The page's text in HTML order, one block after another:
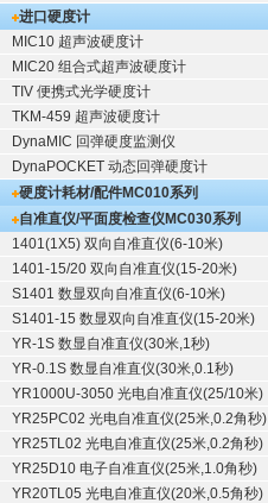
进口硬度计
MIC10 超声波硬度计
MIC20 组合式超声波硬度计
TIV 便携式光学硬度计
TKM-459 超声波硬度计
DynaMIC 回弹硬度监测仪
DynaPOCKET 动态回弹硬度计
硬度计耗材/配件MC010系列
自准直仪/平面度检查仪MC030系列
1401(1X5) 双向自准直仪(6-10米)
1401-15/20 双向自准直仪(15-20米)
S1401 数显双向自准直仪(6-10米)
S1401-15 数显双向自准直仪(15-20米)
YR-1S 数显自准直仪(30米,1秒)
YR-0.1S 数显自准直仪(30米,0.1秒)
YR1000U-3050 光电自准直仪(25/10米)
YR25PC02 光电自准直仪(25米,0.2角秒)
YR25TL02 光电自准直仪(25米,0.2角秒)
YR25D10 电子自准直仪(25米,1.0角秒)
YR20TL05 光电自准直仪(20米,0.5角秒)